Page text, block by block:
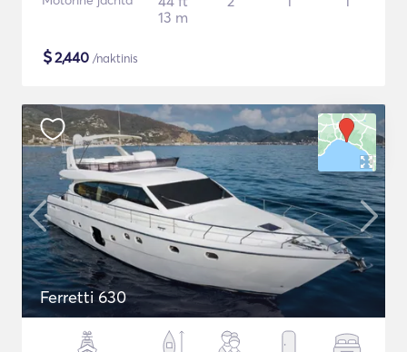
13 m
$2,440 /naktinis
Ferretti 630